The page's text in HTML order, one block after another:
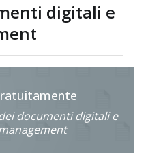
digitali e
documenti digitali e